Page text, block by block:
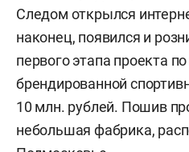
Следом открылся
наконец, появился и
первого этапа проекта
брендированной
10 млн. рублей. Пошив
небольшая фабрика,